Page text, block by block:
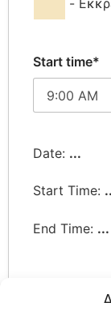
Start time*
Date: ...
Start Time:
End Time: ...